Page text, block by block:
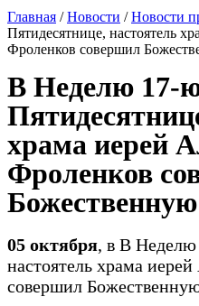
Главная /Новости /Новости
Пятидесятнице, настоятель
Фроленков совершил
В Неделю 17-
храма иерей
Фроленков
05 октября, в В Неделю
настоятель храма
совершил